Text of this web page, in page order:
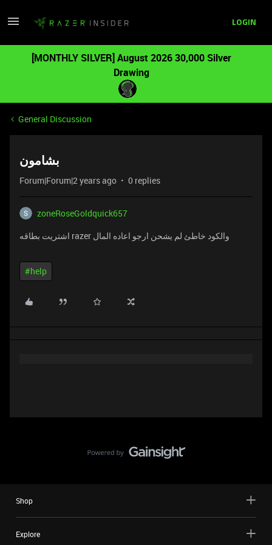
LOGIN
[MONTHLY SILVER] August 2026 30,000 Silver
Drawing
General Discussion
بشامون
Forum|Forum|2 years ago 0 replies
zoneRoseGoldquick657
اشتريت بطاقه razer والكود خاطئ لم يشحن ارجو اعاده المال
#help
Shop
Explore